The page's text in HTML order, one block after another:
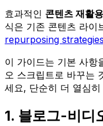
효과적인 콘텐츠 재활
식은 기존 콘텐츠 라이
repurposing strategies
이 가이드는 기본 사항
오 스크립트로 바꾸는
세요, 단순히 더 열심
1. 블로그-비디